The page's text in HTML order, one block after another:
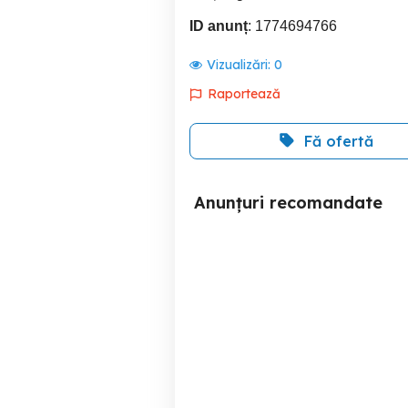
ID anunț: 1774694766
Vizualizări: 0
Raportează
Fă ofertă
Anunțuri recomandate